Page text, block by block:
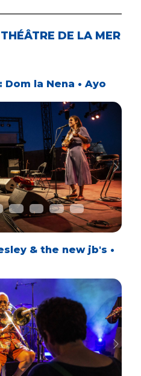
DE LA MER
la Nena • Ayo
Next
& the new jb's •
Next